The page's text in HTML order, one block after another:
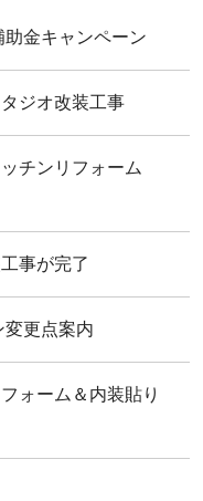
金キャンペーン
ジオ改装工事
ッチンリフォーム
事が完了
更点案内
ォーム＆内装貼り